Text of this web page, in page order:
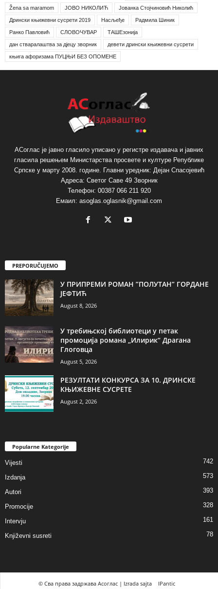
Žena sa maramom ЈОВО НИКОЛИЋ Јованка Стојчиновић Николић
Дрински књижевни сусрети 2019 Насљеђе Радмила Шиник
Ранко Павловић СЛОВОЧУВАР ТАШЕзонија
дан стваралаштва за дјецу зворник девети дрински књижевни сусрети
књига афоризама ПУЦЊИ БЕЗ ОПОМЕНЕ
АСоглас је јавно гласило уписано у регистре издавача и јавних
гласила решењем Министарства просвете и културе Републике
Српске у марту 2008. године. Главни уредник: Дејан Спасојевић
Адреса: Светог Саве 49 Зворник
Телефон: 00387 066 211 920
Емаил: asoglas.oglasnik@gmail.com
PREPORUČUJEMO
У ПРИПРЕМИ РОМАН ”ПОЛУТАН” ГОРДАНЕ
ЈЕФТИЋ
August 8, 2026
У требињској библиотеци у петак
промоција романа „Илирик“ Драгана
Глоговца
August 5, 2026
РЕЗУЛТАТИ КОНКУРСА ЗА 10. ДРИНСКЕ
КЊИЖЕВНЕ СУСРЕТЕ
August 2, 2026
Popularne Kategorije
Vijesti 742
Izdanja 573
Autori 393
Promocije 328
Intervju 161
Književni susreti 78
© Сва права задржава Асоглас | Izrada sajta IPantic